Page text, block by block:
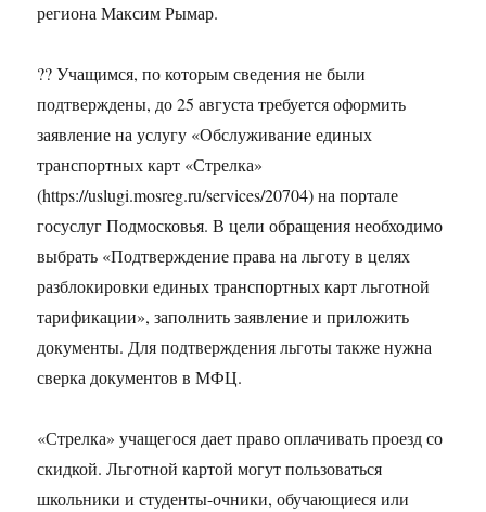
региона Максим Рымар.
?‍? Учащимся, по которым сведения не были
подтверждены, до 25 августа требуется оформить
заявление на услугу «Обслуживание единых
транспортных карт «Стрелка»
(https://uslugi.mosreg.ru/services/20704) на портале
госуслуг Подмосковья. В цели обращения необходимо
выбрать «Подтверждение права на льготу в целях
разблокировки единых транспортных карт льготной
тарификации», заполнить заявление и приложить
документы. Для подтверждения льготы также нужна
сверка документов в МФЦ.
«Стрелка» учащегося дает право оплачивать проезд со
скидкой. Льготной картой могут пользоваться
школьники и студенты-очники, обучающиеся или